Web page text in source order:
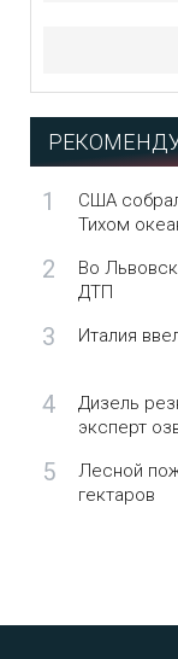
1
США
Тихом
2
Во
ДТП
3 Италия
4
Дизель
эксперт
5
Лесной
гектаров